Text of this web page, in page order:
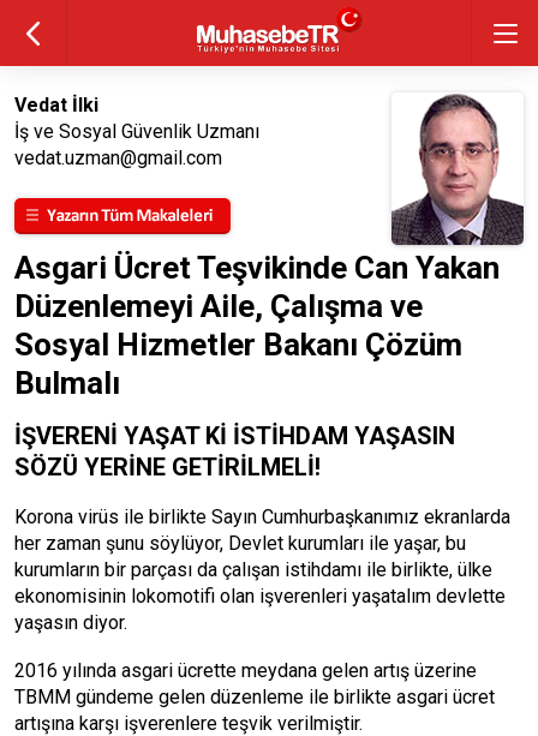
Vedat İlki
İş ve Sosyal Güvenlik Uzmanı
vedat.uzman@gmail.com
Asgari Ücret Teşvikinde Can Yakan
Düzenlemeyi Aile, Çalışma ve
Sosyal Hizmetler Bakanı Çözüm
Bulmalı
İŞVERENİ YAŞAT Kİ İSTİHDAM YAŞASIN
SÖZÜ YERİNE GETİRİLMELİ!
Korona virüs ile birlikte Sayın Cumhurbaşkanımız ekranlarda
her zaman şunu söylüyor, Devlet kurumları ile yaşar, bu
kurumların bir parçası da çalışan istihdamı ile birlikte, ülke
ekonomisinin lokomotifi olan işverenleri yaşatalım devlette
yaşasın diyor.
2016 yılında asgari ücrette meydana gelen artış üzerine
TBMM gündeme gelen düzenleme ile birlikte asgari ücret
artışına karşı işverenlere teşvik verilmiştir.